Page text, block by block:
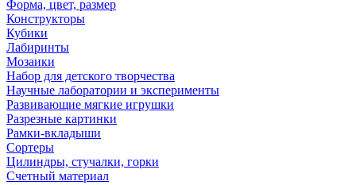
Форма, цвет, размер
Конструкторы
Кубики
Лабиринты
Мозаики
Набор для детского творчества
Научные лаборатории и эксперименты
Развивающие мягкие игрушки
Разрезные картинки
Рамки-вкладыши
Сортеры
Цилиндры, стучалки, горки
Счетный материал